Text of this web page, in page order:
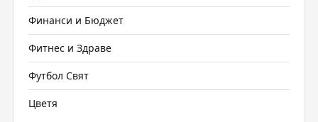
Финанси и Бюджет
Фитнес и Здраве
Футбол Свят
Цветя